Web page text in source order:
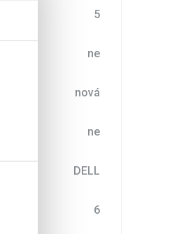
5
ne
nová
ne
DELL
6